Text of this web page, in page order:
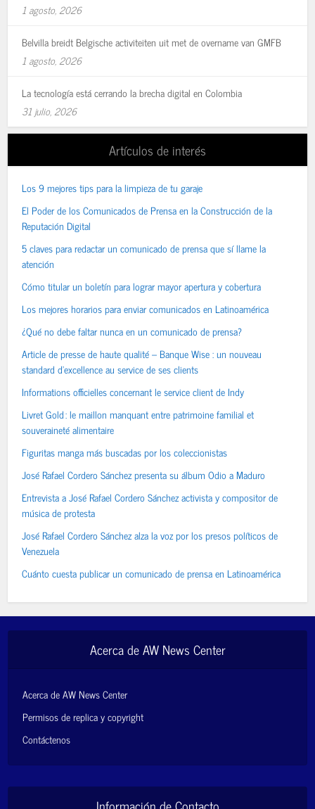
1 agosto, 2026
Belvilla breidt Belgische activiteiten uit met de overname van GMFB
1 agosto, 2026
La tecnología está cerrando la brecha digital en Colombia
31 julio, 2026
Artículos de interés
Los 9 mejores tips para la limpieza de tu garaje
El Poder de los Comunicados de Prensa en la Construcción de la
Reputación Digital
5 claves para redactar un comunicado de prensa que sí llame la
atención
Cómo titular un boletín para lograr mayor apertura y cobertura
Los mejores horarios para enviar comunicados en Latinoamérica
¿Qué no debe faltar nunca en un comunicado de prensa?
Article de presse de haute qualité – Banque Wise : un nouveau
standard d’excellence au service de ses clients
Informations officielles concernant le service client de Indy
Livret Gold : le maillon manquant entre patrimoine familial et
souveraineté alimentaire
Figuritas manga más buscadas por los coleccionistas
José Rafael Cordero Sánchez presenta su álbum Odio a Maduro
Entrevista a José Rafael Cordero Sánchez activista y compositor de
música de protesta
José Rafael Cordero Sánchez alza la voz por los presos políticos de
Venezuela
Cuánto cuesta publicar un comunicado de prensa en Latinoamérica
Acerca de AW News Center
Acerca de AW News Center
Permisos de replica y copyright
Contáctenos